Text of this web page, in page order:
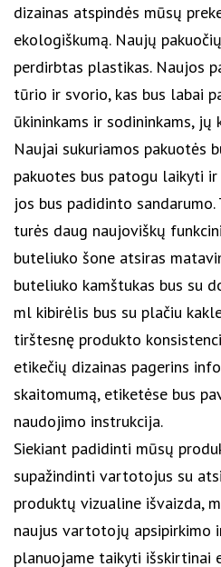
dizainas atspindės mūsų
ekologiškumą. Naujų
perdirbtas plastikas. Naujos
tūrio ir svorio, kas bus labai
ūkininkams ir sodininkams, jų
Naujai sukuriamos pakuotės
pakuotes bus patogu laikyti
jos bus padidinto
turės daug naujoviškų
buteliuko šone atsiras
buteliuko kamštukas bus su
ml kibirėlis bus su plačiu
tirštesnę produkto
etikečių dizainas pagerins
skaitomumą, etiketėse bus
naudojimo instrukcija.
Siekiant padidinti mūsų
supažindinti vartotojus su
produktų vizualine išvaizda,
naujus vartotojų apsipirkimo
planuojame taikyti išskirtinai